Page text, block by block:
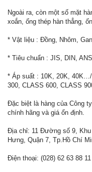
Ngoài ra, còn một số mặt
xoắn, ống thép hàn thẳng,
* Vật liệu : Đồng, Nhôm,
* Tiêu chuẩn : JIS, DIN,
* Áp suất : 10K, 20K,
300, CLASS 600, CLASS
Đặc biệt là hàng của Công
chính hãng và giá ổn định.
Địa chỉ: 11 Đường số 9,
Hưng, Quận 7, Tp.Hồ Chí
Điện thoại: (028) 62 63 88